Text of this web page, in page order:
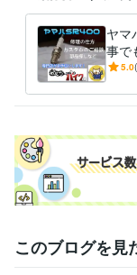
普通自動車運転免許
普通自動二輪免許
中型自動車第一種運
二級自動車整備士（
981年
ガス溶接技能者 取
得意分野
学習指導・資格・キ
学歴
ヤマ
事で
ハ5.0
このブログを見